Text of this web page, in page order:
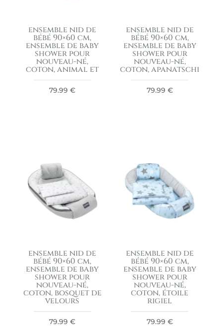
ensemble nid de
bébé 90×60 cm,
ensemble de baby
shower pour
nouveau-né,
coton, animal et
79.99€
ensemble nid de
bébé 90×60 cm,
ensemble de baby
shower pour
nouveau-né,
coton, apanatschi
79.99 €
ensemble nid de
bébé 90×60 cm,
ensemble de baby
shower pour
nouveau-né,
coton, bosquet de
velours
79.99€
ensemble nid de
bébé 90×60 cm,
ensemble de baby
shower pour
nouveau-né,
coton, étoile
rigiel
79.99 €